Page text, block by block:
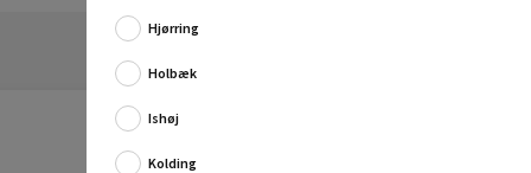
Hjørring
Holbæk
Ishøj
Kolding